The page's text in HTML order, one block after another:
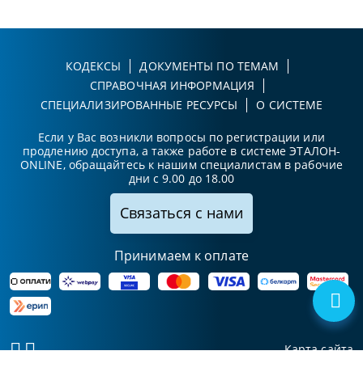
КОДЕКСЫ
ДОКУМЕНТЫ ПО ТЕМАМ
СПРАВОЧНАЯ ИНФОРМАЦИЯ
СПЕЦИАЛИЗИРОВАННЫЕ РЕСУРСЫ
О СИСТЕМЕ
Если у Вас возникли вопросы по регистрации или
продлению доступа, а также работе в системе ЭТАЛОН-
ONLINE, обращайтесь к нашим специалистам в рабочие
дни с 9.00 до 18.00
Связаться с нами
Принимаем к оплате
Карта сайта